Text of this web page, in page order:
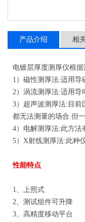
产品介绍 相
电镀层厚度测厚仪根
1）磁性测厚法:适用
2）涡流测厚法:适用导
3）超声波测厚法:目
都无法测量的场合.但
4）电解测厚法:此方
5）X射线测厚法:此种
性能特点
1、上照式
2、测试组件可升降
3、高精度移动平台